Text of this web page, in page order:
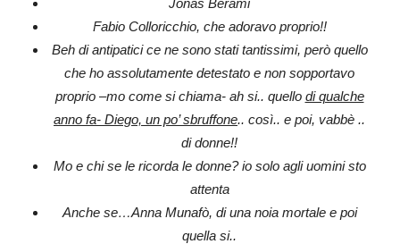
Fabio Colloricchio, che adoravo proprio!!
Beh di antipatici ce ne sono stati tantissimi, però quello
che ho assolutamente detestato e non sopportavo
proprio –mo come si chiama- ah si.. quello di qualche
anno fa- Diego, un po’ sbruffone.. così.. e poi, vabbè ..
di donne!!
Mo e chi se le ricorda le donne? io solo agli uomini sto
attenta
Anche se…Anna Munafò, di una noia mortale e poi
quella si..